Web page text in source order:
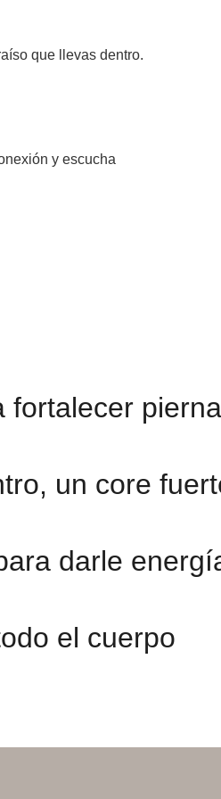
que llevas dentro.
y escucha
fortalecer
un core
darle
el cuerpo